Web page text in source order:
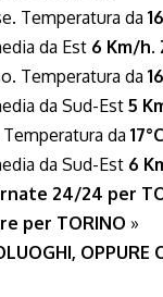
Temperatura da
da Est 6 Km/h.
Temperatura da
da Sud-Est5
da
da Sud-Est 6
24/24 per
per TORINO »